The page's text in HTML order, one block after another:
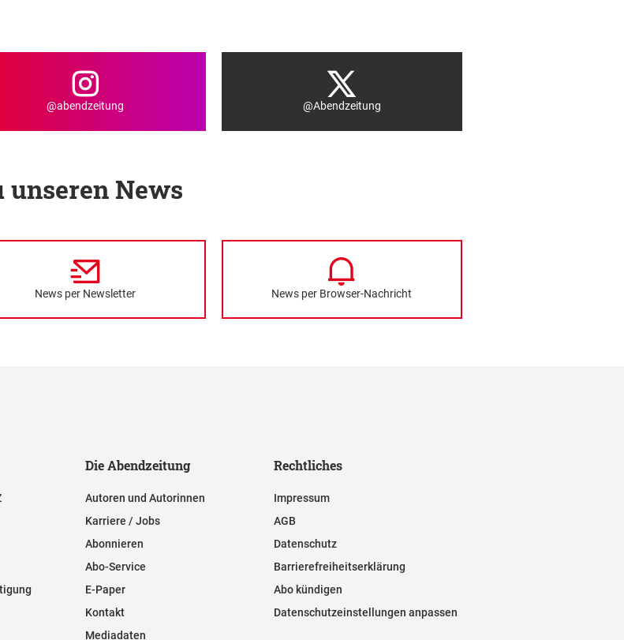
@abendzeitung @Abendzeitung
unseren News
News per Newsletter News per Browser-Nachricht
Die Abendzeitung
Autoren und Autorinnen
Karriere / Jobs
Abonnieren
Abo-Service
E-Paper
Kontakt
Mediadaten
Rechtliches
Impressum
AGB
Datenschutz
Barrierefreiheitserklärung
Abo kündigen
Datenschutzeinstellungen anpassen